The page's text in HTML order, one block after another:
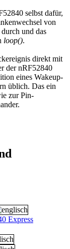
selbst dafür,
von
und das
loop().
direkt mit
der nRF52840
eines Wakeup-
üblich. Das ein
zur Pin-
Express